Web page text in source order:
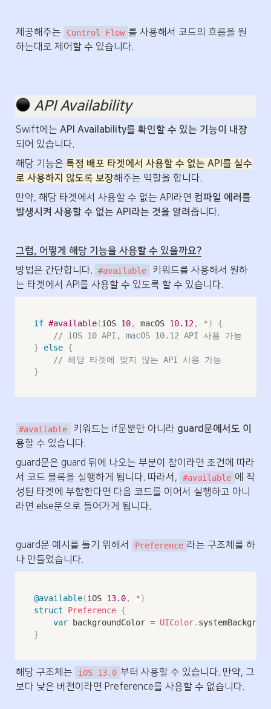
제공해주는 Control Flow 를 사용해서 코드의 흐름을 원
하는대로 제어할 수 있습니다.
API Availability
Swift에는 API Availability를 확인할 수 있는 기능이 내장
되어 있습니다.
해당 기능은 특정 배포 타겟에서 사용할 수 없는 API를 실수
로 사용하지 않도록 보장해주는 역할을 합니다.
만약, 해당 타겟에서 사용할 수 없는 API라면 컴파일 에러를
발생시켜 사용할 수 없는 API라는 것을 알려줍니다.
그럼, 어떻게 해당 기능을 사용할 수 있을까요?
방법은 간단합니다.
#available
키워드를 사용해서 원하
는 타겟에서 API를 사용할 수 있도록 할 수 있습니다.
if #available(iOS 10, macOS 10.12, *)
{
// iOS 10 API, macOS 10.12 API 사용 가능
}
else {
// 해당 타겟에 맞지 않는 API 사용 가능
}
#available 키워드는 if문뿐만 아니라 guard문에서도 이
용할 수 있습니다.
guard문은 guard 뒤에 나오는 부분이 참이라면 조건에 따라
서 코드 블록을 실행하게 됩니다. 따라서,
#available 에 작
성된 타겟에 부합한다면 다음 코드를 이어서 실행하고 아니
라면 else문으로 들어가게 됩니다.
guard문 예시를 들기 위해서 Preference 라는 구조체를 하
나 만들었습니다.
@available(iOS 13.0, *)
struct
Preference {
var backgroundColor = UIColor.
}
해당 구조체는 iOS 13.0 부터 사용할 수 있습니다. 만약, 그
보다 낮은 버전이라면 Preference를 사용할 수 없습니다.